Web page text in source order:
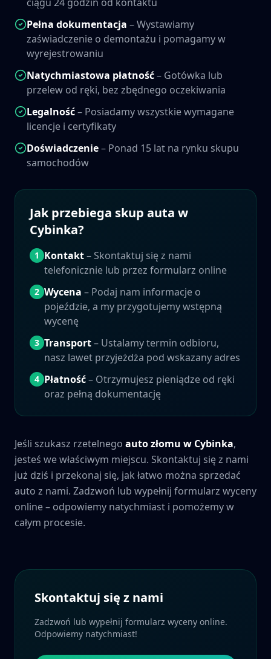
Pełna dokumentacja – Wystawiamy
zaświadczenie o demontażu i pomagamy w
wyrejestrowaniu
Natychmiastowa płatność– Gotówka lub
przelew od ręki, bez zbędnego oczekiwania
Legalność– Posiadamy wszystkie wymagane
licencje i certyfikaty
Doświadczenie– Ponad 15 lat na rynku skupu
samochodów
Jak przebiega skup auta w
Cybinka?
1 Kontakt– Skontaktuj się z nami
telefonicznie lub przez formularz online
2 Wycena – Podaj nam informacje o
pojeździe, a my przygotujemy wstępną
wycenę
3 Transport– Ustalamy termin odbioru,
nasz lawet przyjeżdża pod wskazany adres
4 Płatność– Otrzymujesz pieniądze od ręki
oraz pełną dokumentację
Jeśli szukasz rzetelnego auto złomu w Cybinka,
jesteś we właściwym miejscu. Skontaktuj się z nami
już dziś i przekonaj się, jak łatwo można sprzedać
auto z nami. Zadzwoń lub wypełnij formularz wyceny
online – odpowiemy natychmiast i pomożemy w
całym procesie.
Skontaktuj się z nami
Zadzwoń lub wypełnij formularz wyceny online.
Odpowiemy natychmiast!